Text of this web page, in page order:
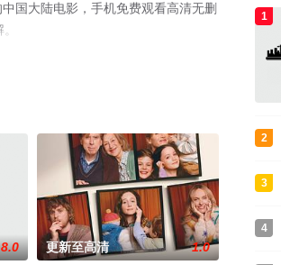
国大陆电影，手机免费观看高清无删
8.0 更新至高清 1.0
1
2
3
4